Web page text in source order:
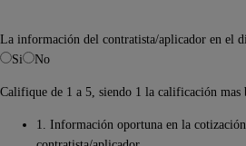
La información del contratista/aplicador en el
Si
No
Califique de 1 a 5, siendo 1 la calificación mas
1. Información oportuna en la